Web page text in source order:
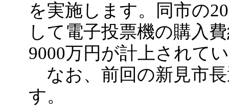
を実施します。同市の
して電子投票機の購入
9000万円が計上されて
なお、前回の新見市
す。